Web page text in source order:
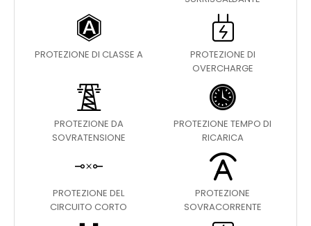
PROTEZIONE DI CLASSE A
PROTEZIONE DI
OVERCHARGE
PROTEZIONE DA
SOVRATENSIONE
PROTEZIONE TEMPO DI
RICARICA
PROTEZIONE DEL
CIRCUITO CORTO
PROTEZIONE
SOVRACORRENTE